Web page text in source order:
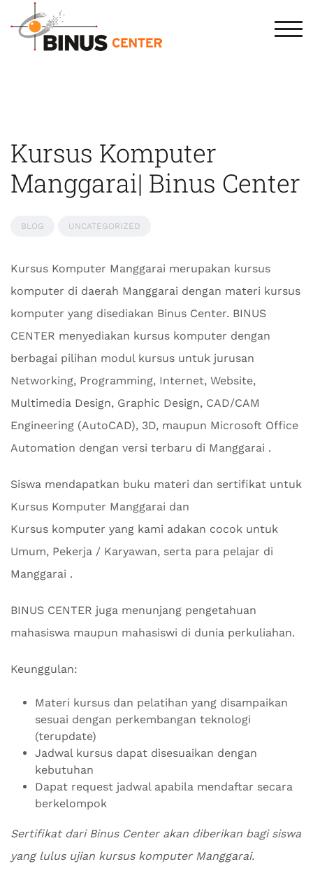
Kursus Komputer
Manggarai| Binus Center
BLOG UNCATEGORIZED
Kursus Komputer Manggarai merupakan kursus
komputer di daerah Manggarai dengan materi kursus
komputer yang disediakan Binus Center. BINUS
CENTER menyediakan kursus komputer dengan
berbagai pilihan modul kursus untuk jurusan
Networking, Programming, Internet, Website,
Multimedia Design, Graphic Design, CAD/CAM
Engineering (AutoCAD), 3D, maupun Microsoft Office
Automation dengan versi terbaru di Manggarai .
Siswa mendapatkan buku materi dan sertifikat untuk
Kursus Komputer Manggarai dan
Kursus komputer yang kami adakan cocok untuk
Umum, Pekerja / Karyawan, serta para pelajar di
Manggarai .
BINUS CENTER juga menunjang pengetahuan
mahasiswa maupun mahasiswi di dunia perkuliahan.
Keunggulan:
Materi kursus dan pelatihan yang disampaikan
sesuai dengan perkembangan teknologi
(terupdate)
Jadwal kursus dapat disesuaikan dengan
kebutuhan
Dapat request jadwal apabila mendaftar secara
berkelompok
Sertifikat dari Binus Center akan diberikan bagi siswa
yang lulus ujian kursus komputer Manggarai.